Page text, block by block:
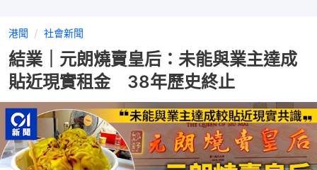
港聞 社會新聞
結業｜元朗燒賣皇后：未能與業主達成
貼近現實租金 38年歷史終止